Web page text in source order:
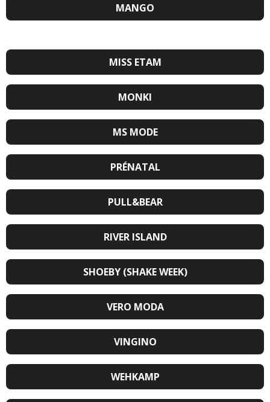
MANGO
MISS ETAM
MONKI
MS MODE
PRÉNATAL
PULL&BEAR
RIVER ISLAND
SHOEBY (SHAKE WEEK)
VERO MODA
VINGINO
WEHKAMP